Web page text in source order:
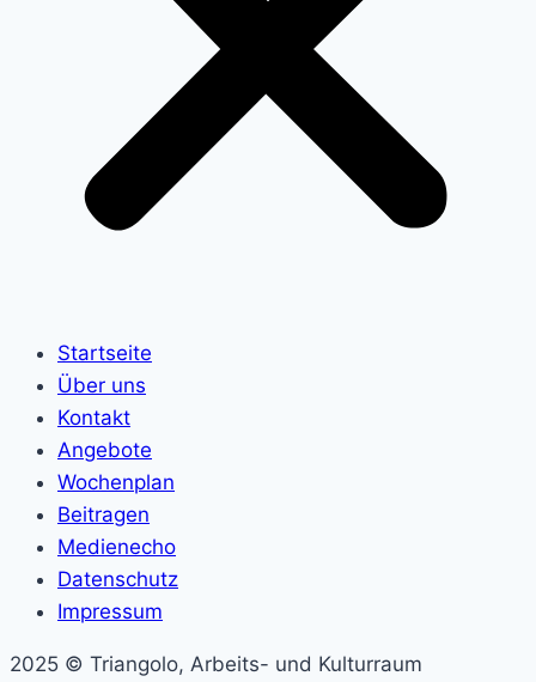
Startseite
Über uns
Kontakt
Angebote
Wochenplan
Beitragen
Medienecho
Datenschutz
Impressum
2025 © Triangolo, Arbeits- und Kulturraum